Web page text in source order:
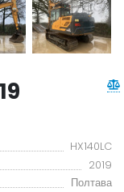
HX140LC
2019
Полтава